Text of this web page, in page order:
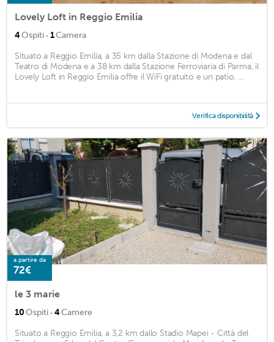
Lovely Loft in Reggio Emilia
4Ospiti · 1Camera
Situato a Reggio Emilia, a 35 km dalla Stazione di Modena e dal
Teatro di Modena e a 38 km dalla Stazione Ferroviaria di Parma, il
Lovely Loft in Reggio Emilia offre il WiFi gratuito e un patio. ...
Verifica disponibilità
a partire da
72€
le 3 marie
10Ospiti · 4Camere
Situato a Reggio Emilia, a 3,2 km dallo Stadio Mapei - Città del